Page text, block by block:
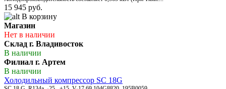
15 945 руб.
В корзину
Магазин
Нет в наличии
Склад г. Владивосток
В наличии
Филиал г. Артем
В наличии
Холодильный компрессор SC 18G